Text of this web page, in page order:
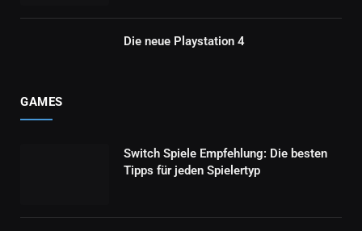
Die neue Playstation 4
GAMES
Switch Spiele Empfehlung: Die besten
Tipps für jeden Spielertyp